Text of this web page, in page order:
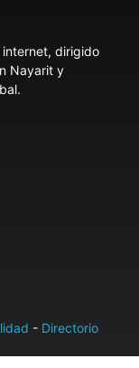
dirigido
Nayarit y
- Directorio